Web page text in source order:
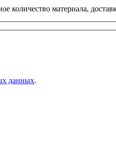
количество материала,
данных.